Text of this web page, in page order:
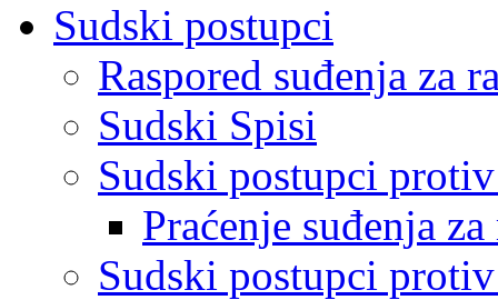
Sudski postupci
Raspored suđenja za
Sudski Spisi
Sudski postupci
Praćenje suđenja
Sudski postupci